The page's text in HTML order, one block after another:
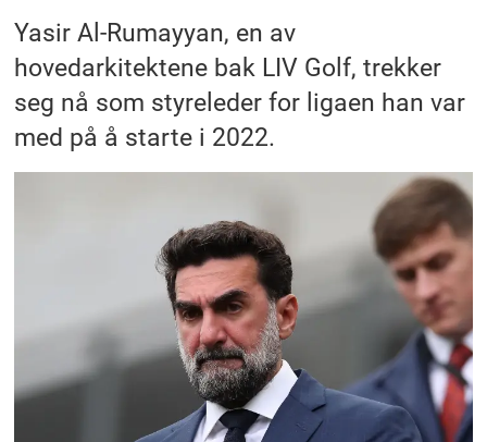
Yasir Al-Rumayyan, en av
hovedarkitektene bak LIV Golf, trekker
seg nå som styreleder for ligaen han var
med på å starte i 2022.